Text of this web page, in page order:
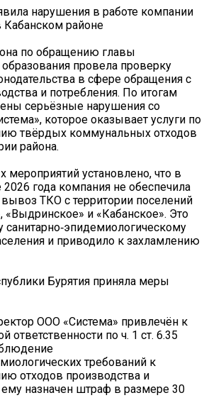
нарушения в работе компании
районе
по обращению главы
провела проверку
в сфере обращения с
и потребления. По итогам
серьёзные нарушения со
которое оказывает услуги по
твёрдых коммунальных отходов
района.
мероприятий установлено, что в
года компания не обеспечила
ТКО с территории поселений
«Выдринское» и «Кабанское». Это
санитарно‑эпидемиологическому
и приводило к захламлению
Бурятия приняла меры
ООО «Система» привлечён к
ответственности по ч. 1 ст. 6.35
требований к
отходов производства и
назначен штраф в размере 30